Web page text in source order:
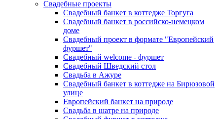
Свадебные проекты
Свадебный банкет в коттедже Торгуга
Свадебный банкет в российско-немецком
доме
Свадебный проект в формате "Европейский
фуршет"
Свадебный welcome - фуршет
Свадебный Шведский стол
Свадьба в Ажуре
Свадебный банкет в коттедже на Бирюзовой
улице
Европейский банкет на природе
Свадьба в шатре на природе